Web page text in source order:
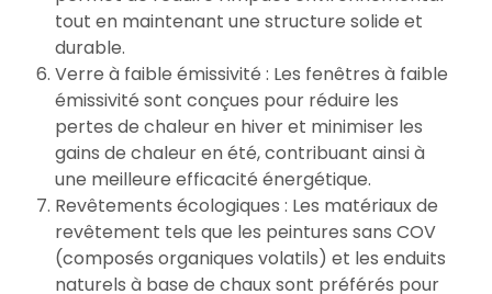
tout en maintenant une structure solide et
durable.
Verre à faible émissivité : Les fenêtres à faible
émissivité sont conçues pour réduire les
pertes de chaleur en hiver et minimiser les
gains de chaleur en été, contribuant ainsi à
une meilleure efficacité énergétique.
Revêtements écologiques : Les matériaux de
revêtement tels que les peintures sans COV
(composés organiques volatils) et les enduits
naturels à base de chaux sont préférés pour